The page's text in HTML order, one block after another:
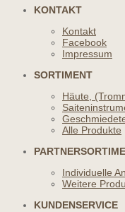
KONTAKT
Kontakt
Facebook
Impressum
SORTIMENT
Häute,
Alle Produkte
Individuelle
Weitere
KUNDENSERVICE